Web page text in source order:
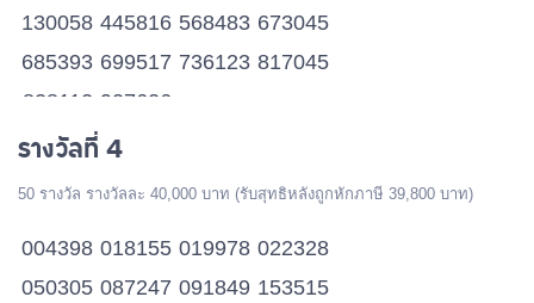
130058 445816 568483 673045
685393 699517 736123 817045
828112 927626
รางวัลที่ 4
50 รางวัล รางวัลละ 40,000 บาท (รับสุทธิหลังถูกหักภาษี 39,800 บาท)
004398 018155 019978 022328
050305 087247 091849 153515